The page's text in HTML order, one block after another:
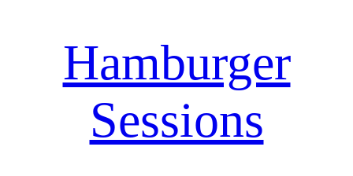
Hamburger
Sessions